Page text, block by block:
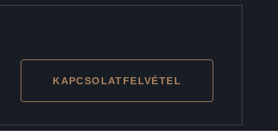
KAPCSOLATFELVÉTEL